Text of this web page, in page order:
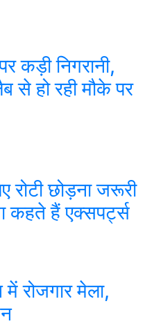
कड़ी निगरानी,
से हो रही मौके पर
छोड़ना जरूरी
कहते हैं एक्सपर्ट्स
रोजगार मेला,